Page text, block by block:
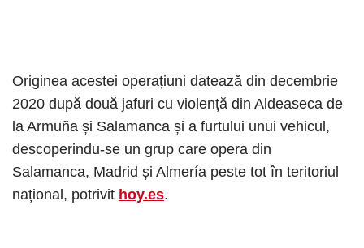
Originea acestei operațiuni datează din decembrie
2020 după două jafuri cu violență din Aldeaseca de
la Armuña și Salamanca și a furtului unui vehicul,
descoperindu-se un grup care opera din
Salamanca, Madrid și Almería peste tot în teritoriul
național, potrivit hoy.es.